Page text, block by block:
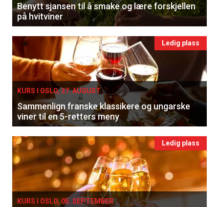
Benytt sjansen til å smake og lære forskjellen
på hvitviner
Ledig plass
KURS I OSLO, 27. AUGUST
Sammenlign franske klassikere og ungarske
viner til en 5-retters meny
Ledig plass
KURS I OSLO, 05. SEPTEMBER